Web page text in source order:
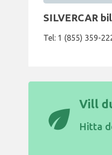
SILVERCAR
Tel: 1 (855) 359-
eco Vill
Hitta